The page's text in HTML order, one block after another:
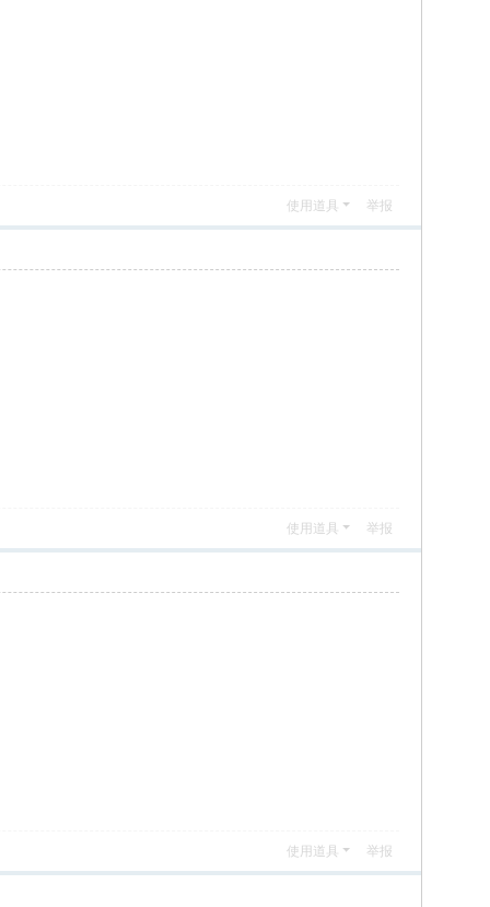
使用道具 举报
使用道具 举报
使用道具 举报